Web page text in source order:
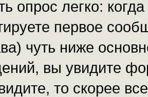
опрос легко:
первое
чуть ниже
вы увидите
то скорее